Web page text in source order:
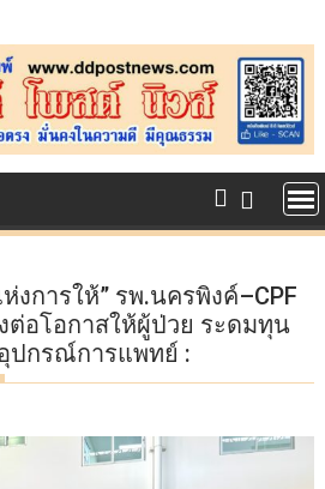
งการให้” รพ.นครพิงค์–CPF
ต่อโอกาสให้ผู้ป่วย ระดมทุน
ปกรณ์การแพทย์ :